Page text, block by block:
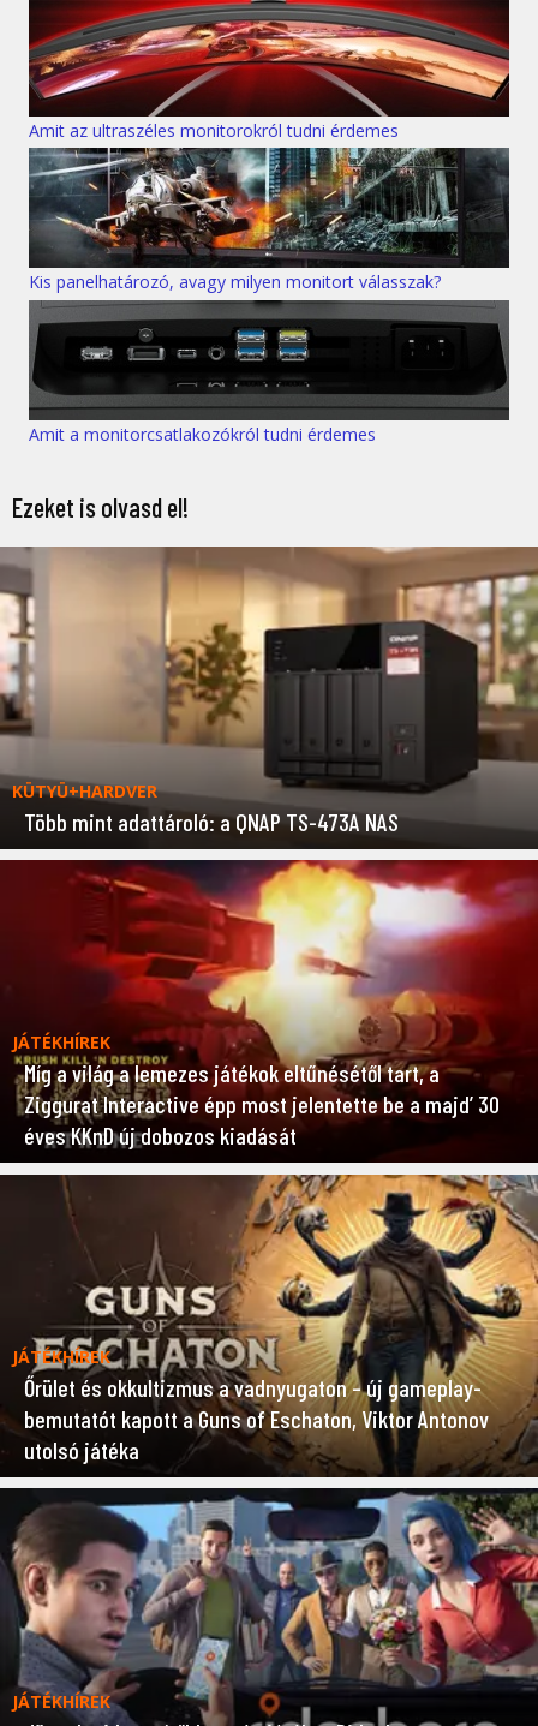
Amit az ultraszéles monitorokról tudni érdemes
Kis panelhatározó, avagy milyen monitort válasszak?
Amit a monitorcsatlakozókról tudni érdemes
Ezeket is olvasd el!
KÜTYÜ+HARDVER
Több mint adattároló: a QNAP TS-473A NAS
JÁTÉKHÍREK
Míg a világ a lemezes játékok eltűnésétől tart, a
Ziggurat Interactive épp most jelentette be a majd’ 30
éves KKnD új dobozos kiadását
JÁTÉKHÍREK
Őrület és okkultizmus a vadnyugaton – új gameplay-
bemutatót kapott a Guns of Eschaton, Viktor Antonov
utolsó játéka
JÁTÉKHÍREK